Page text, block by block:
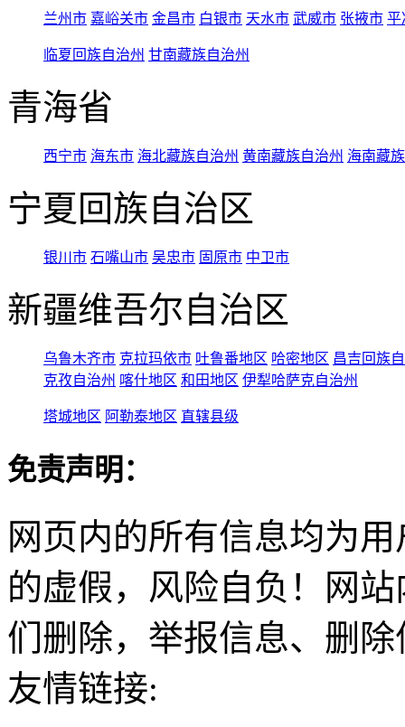
兰州市 嘉峪关市 金昌市 白银市 天水市 武威市 张掖市 平
临夏回族自治州 甘南藏族自治州
青海省
西宁市 海东市 海北藏族自治州 黄南藏族自治州 海南藏
宁夏回族自治区
银川市 石嘴山市 吴忠市 固原市 中卫市
新疆维吾尔自治区
乌鲁木齐市 克拉玛依市 吐鲁番地区 哈密地区 昌吉回族
克孜自治州 喀什地区 和田地区 伊犁哈萨克自治州
塔城地区 阿勒泰地区 直辖县级
免责声明：
网页内的所有信息均为
的虚假，风险自负！网
们删除，举报信息、删
友情链接: